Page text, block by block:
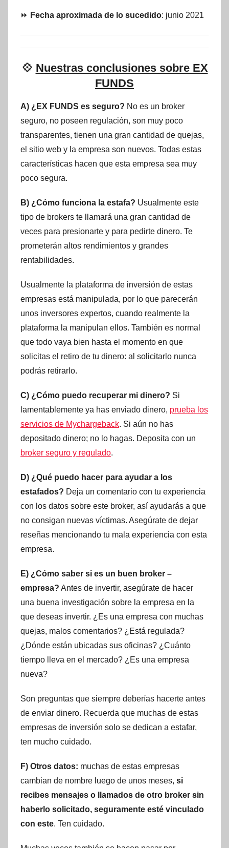
⏩ Fecha aproximada de lo sucedido: junio 2021
💠 Nuestras conclusiones sobre EX
FUNDS
A) ¿EX FUNDS es seguro? No es un broker
seguro, no poseen regulación, son muy poco
transparentes, tienen una gran cantidad de quejas,
el sitio web y la empresa son nuevos. Todas estas
características hacen que esta empresa sea muy
poco segura.
B) ¿Cómo funciona la estafa? Usualmente este
tipo de brokers te llamará una gran cantidad de
veces para presionarte y para pedirte dinero. Te
prometerán altos rendimientos y grandes
rentabilidades.
Usualmente la plataforma de inversión de estas
empresas está manipulada, por lo que parecerán
unos inversores expertos, cuando realmente la
plataforma la manipulan ellos. También es normal
que todo vaya bien hasta el momento en que
solicitas el retiro de tu dinero: al solicitarlo nunca
podrás retirarlo.
C) ¿Cómo puedo recuperar mi dinero? Si
lamentablemente ya has enviado dinero, prueba los
servicios de Mychargeback. Si aún no has
depositado dinero; no lo hagas. Deposita con un
broker seguro y regulado.
D) ¿Qué puedo hacer para ayudar a los
estafados? Deja un comentario con tu experiencia
con los datos sobre este broker, así ayudarás a que
no consigan nuevas víctimas. Asegúrate de dejar
reseñas mencionando tu mala experiencia con esta
empresa.
E) ¿Cómo saber si es un buen broker –
empresa? Antes de invertir, asegúrate de hacer
una buena investigación sobre la empresa en la
que deseas invertir. ¿Es una empresa con muchas
quejas, malos comentarios? ¿Está regulada?
¿Dónde están ubicadas sus oficinas? ¿Cuánto
tiempo lleva en el mercado? ¿Es una empresa
nueva?
Son preguntas que siempre deberías hacerte antes
de enviar dinero. Recuerda que muchas de estas
empresas de inversión solo se dedican a estafar,
ten mucho cuidado.
F) Otros datos: muchas de estas empresas
cambian de nombre luego de unos meses, si
recibes mensajes o llamados de otro broker sin
haberlo solicitado, seguramente esté vinculado
con este. Ten cuidado.